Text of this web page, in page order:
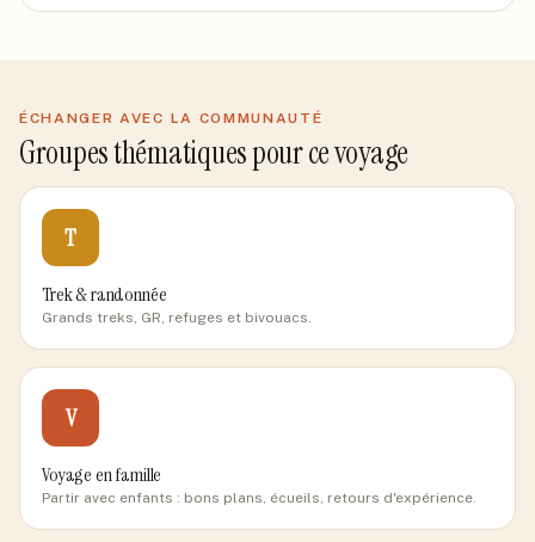
ÉCHANGER AVEC LA COMMUNAUTÉ
Groupes thématiques pour ce voyage
T
Trek & randonnée
Grands treks, GR, refuges et bivouacs.
V
Voyage en famille
Partir avec enfants : bons plans, écueils, retours d'expérience.